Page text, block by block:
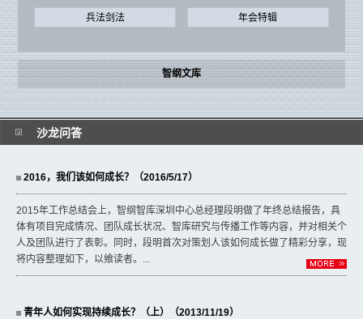
兵法剑法 年会特辑
智纲文库
沙龙问答
2016，我们该如何成长？（2016/5/17）
2015年工作总结会上，智纲智库深圳中心总经理段明做了年终总结报告，具
体有项目完成情况、团队成长状况、智库研究与传播工作等内容，并对相关个
人及团队进行了表彰。同时，段明首次对策划人该如何成长做了精彩分享，现
将内容整理如下，以飨读者。...
青年人如何实现持续成长？（上）（2013/11/19）